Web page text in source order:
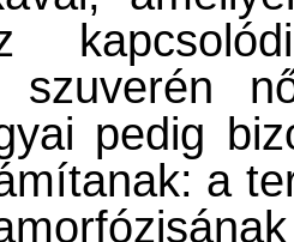
szuverén
pedig
a